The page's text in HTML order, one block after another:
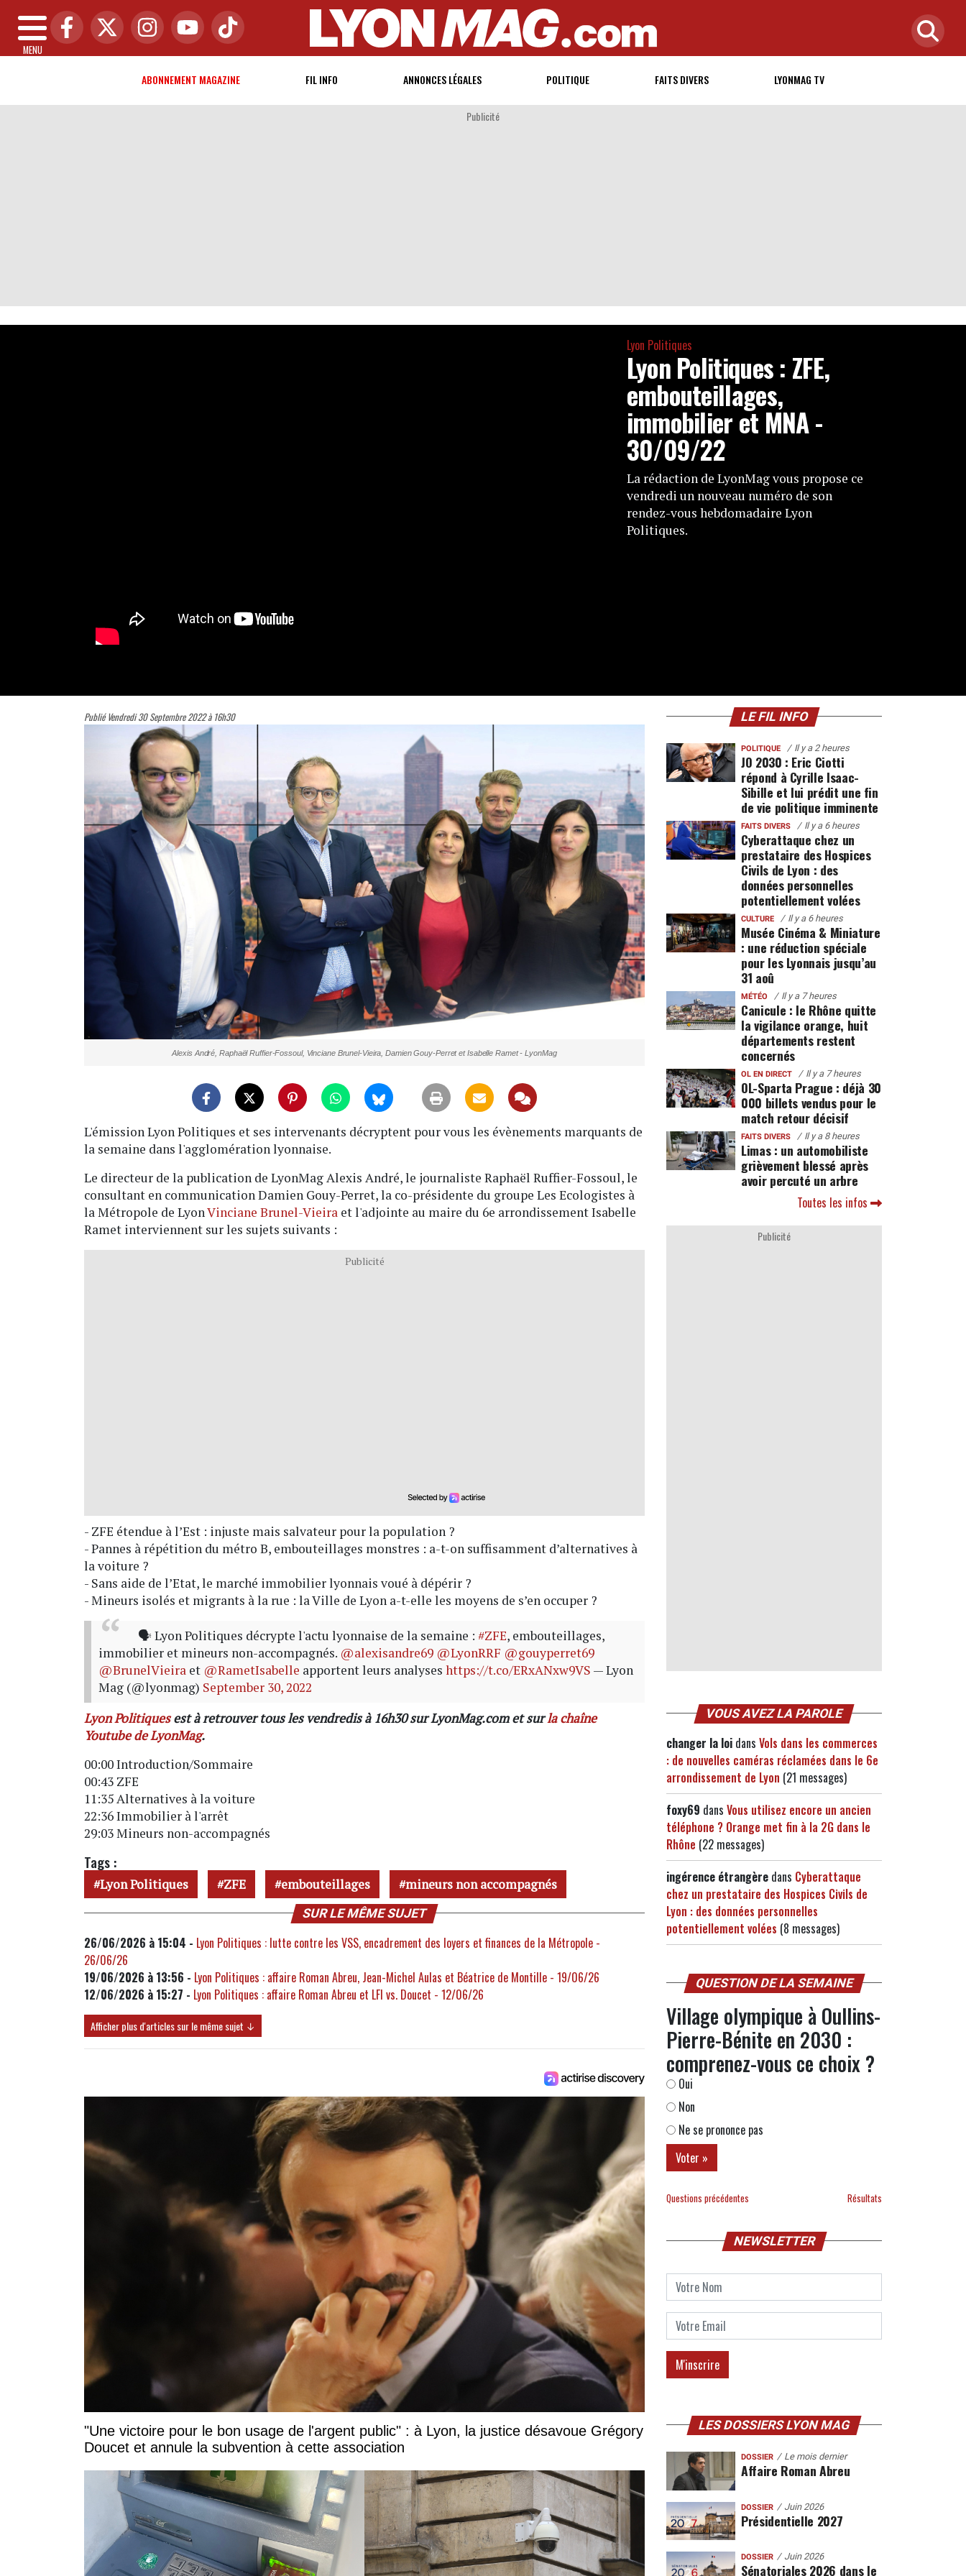
MENU
ABONNEMENT MAGAZINE FIL INFO ANNONCES LÉGALES POLITIQUE FAITS DIVERS LYONMAG TV
Publicité
Lyon Politiques
Lyon Politiques : ZFE,
embouteillages,
immobilier et MNA -
30/09/22
La rédaction de LyonMag vous propose ce
vendredi un nouveau numéro de son
rendez-vous hebdomadaire Lyon
Politiques.
Publié Vendredi 30 Septembre 2022 à 16h30
Alexis André, Raphaël Ruffier-Fossoul, Vinciane Brunel-Vieira, Damien Gouy-Perret et Isabelle Ramet - LyonMag
L'émission Lyon Politiques et ses intervenants décryptent pour vous les évènements marquants de
la semaine dans l'agglomération lyonnaise.
Le directeur de la publication de LyonMag Alexis André, le journaliste Raphaël Ruffier-Fossoul, le
consultant en communication Damien Gouy-Perret, la co-présidente du groupe Les Ecologistes à
la Métropole de LyonVinciane Brunel-Vieira et l'adjointe au maire du 6e arrondissement Isabelle
Ramet interviennent sur les sujets suivants :
Publicité
- ZFE étendue à l’Est : injuste mais salvateur pour la population ?
- Pannes à répétition du métro B, embouteillages monstres : a-t-on suffisamment d’alternatives à
la voiture ?
- Sans aide de l’Etat, le marché immobilier lyonnais voué à dépérir ?
- Mineurs isolés et migrants à la rue : la Ville de Lyon a-t-elle les moyens de s’en occuper ?
🗣️ Lyon Politiques décrypte l'actu lyonnaise de la semaine : #ZFE, embouteillages,
immobilier et mineurs non-accompagnés. @alexisandre69 @LyonRRF @gouyperret69
@BrunelVieira et @RametIsabelle apportent leurs analyses https://t.co/ERxANxw9VS — Lyon
Mag (@lyonmag) September 30, 2022
Lyon Politiquesest à retrouver tous les vendredis à 16h30 sur LyonMag.com et surla chaîne
Youtube de LyonMag.
00:00 Introduction/Sommaire
00:43 ZFE
11:35 Alternatives à la voiture
22:36 Immobilier à l'arrêt
29:03 Mineurs non-accompagnés
Tags :
Lyon Politiques ZFE embouteillages mineurs non accompagnés
SUR LE MÊME SUJET
26/06/2026 à 15:04 - Lyon Politiques : lutte contre les VSS, encadrement des loyers et finances de la Métropole -
26/06/26
19/06/2026 à 13:56 - Lyon Politiques : affaire Roman Abreu, Jean-Michel Aulas et Béatrice de Montille - 19/06/26
12/06/2026 à 15:27 - Lyon Politiques : affaire Roman Abreu et LFI vs. Doucet - 12/06/26
Afficher plus d'articles sur le même sujet ↓
"Une victoire pour le bon usage de l'argent public" : à Lyon, la justice désavoue Grégory
Doucet et annule la subvention à cette association
LE FIL INFO
POLITIQUE Il y a 2 heures
JO 2030 : Eric Ciotti
répond à Cyrille Isaac-
Sibille et lui prédit une fin
de vie politique imminente
FAITS DIVERS Il y a 6 heures
Cyberattaque chez un
prestataire des Hospices
Civils de Lyon : des
données personnelles
potentiellement volées
CULTURE Il y a 6 heures
Musée Cinéma & Miniature
: une réduction spéciale
pour les Lyonnais jusqu’au
31 aoû
MÉTÉO Il y a 7 heures
Canicule : le Rhône quitte
la vigilance orange, huit
départements restent
concernés
OL EN DIRECT Il y a 7 heures
OL-Sparta Prague : déjà 30
000 billets vendus pour le
match retour décisif
FAITS DIVERS Il y a 8 heures
Limas : un automobiliste
grièvement blessé après
avoir percuté un arbre
Toutes les infos
Publicité
VOUS AVEZ LA PAROLE
changer la loi dans Vols dans les commerces
: de nouvelles caméras réclamées dans le 6e
arrondissement de Lyon (21 messages)
foxy69 dans Vous utilisez encore un ancien
téléphone ? Orange met fin à la 2G dans le
Rhône (22 messages)
ingérence étrangère dans Cyberattaque
chez un prestataire des Hospices Civils de
Lyon : des données personnelles
potentiellement volées (8 messages)
QUESTION DE LA SEMAINE
Village olympique à Oullins-
Pierre-Bénite en 2030 :
comprenez-vous ce choix ?
Oui
Non
Ne se prononce pas
Questions précédentes Résultats
NEWSLETTER
LES DOSSIERS LYON MAG
DOSSIER Le mois dernier
Affaire Roman Abreu
DOSSIER Juin 2026
Présidentielle 2027
DOSSIER Juin 2026
Sénatoriales 2026 dans le